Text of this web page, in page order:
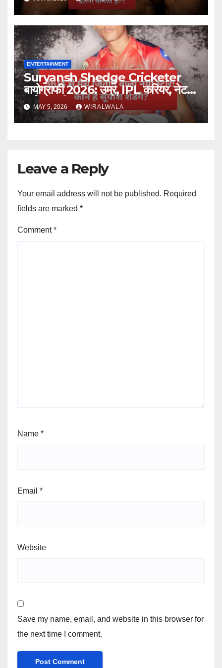
ENTERTAINMENT
Suryansh Shedge Cricketer
बायोग्राफी 2026: उम्र, IPL करियर, नेट
वर्थ और परिवार
MAY 5, 2026 WIRALWALA
Leave a Reply
Your email address will not be published. Required
fields are marked *
Comment*
Name *
Email *
Website
Save my name, email, and website in this browser for
the next time I comment.